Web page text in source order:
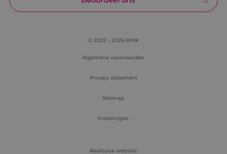
© 2022 - 2026 BINK
Algemene voorwaarden
Privacy statement
Sitemap
Instellingen
Realisatie website: